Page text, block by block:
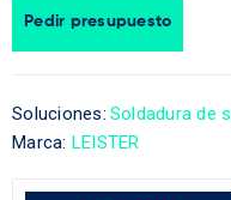
Pedir presupuesto
Soluciones: Soldadura de
Marca: LEISTER